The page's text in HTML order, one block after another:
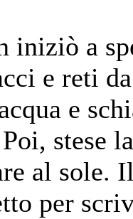
iniziò a
e reti
e
stese
al sole.
per